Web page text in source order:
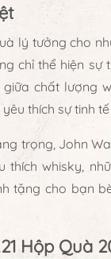
lý tưởng cho
chỉ thể hiện sự
chất lượng
thích sự tinh
trọng, John
whisky,
tặng cho bạn
Hộp Quà